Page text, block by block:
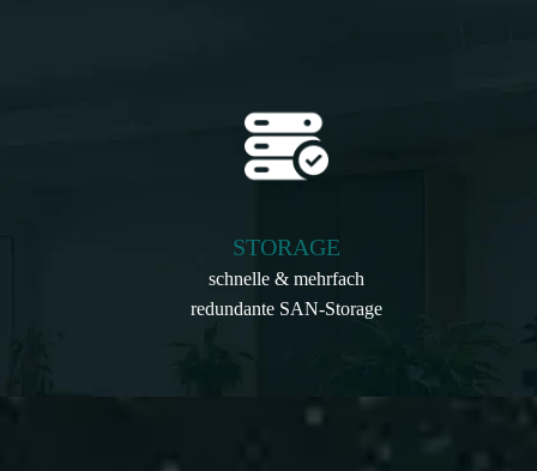
STORAGE
schnelle & mehrfach
redundante SAN-Storage